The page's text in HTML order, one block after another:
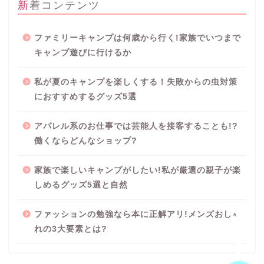
新着コンテンツ
ファミリーキャンプは何歳から行く!家族でいつまで
キャンプ遊びに行けるか
私が夏のキャンプを楽しくする！失敗からの虫対策
におすすめするグッズ5選
アパレル系のお仕事では芸能人を接客することも!?
働くならどんなショップ?
家族で楽しいキャンプがしたい!私が厳選の親子が楽
しめるグッズ5選と自然
ファッションの勉強なら本に正解アリ!メンズおしゃ
れの3大要素とは?
プロフィール
プライバシーポリシー